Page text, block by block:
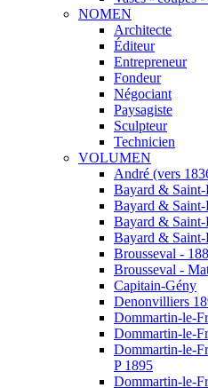
NOMEN
Architecte
Éditeur
Entrepreneur
Fondeur
Négociant
Paysagiste
Sculpteur
Technicien
VOLUMEN
André (vers
Bayard & Saint-
Bayard &
Bayard &
Bayard &
Brousseval -
Brousseval -
Capitain-Gény
Denonvilliers
Dommartin-le-
Dommartin-le-
Dommartin-le-
P 1895
Dommartin-le-